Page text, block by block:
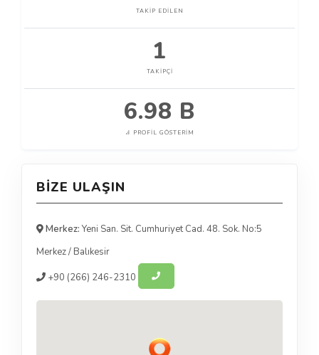
TAKIP EDILEN
1
TAKIPÇI
6.98 B
PROFIL GÖSTERIM
BIZE ULAŞIN
Merkez: Yeni San. Sit. Cumhuriyet Cad. 48. Sok. No:5
Merkez/ Balıkesir
+90 (266) 246-2310